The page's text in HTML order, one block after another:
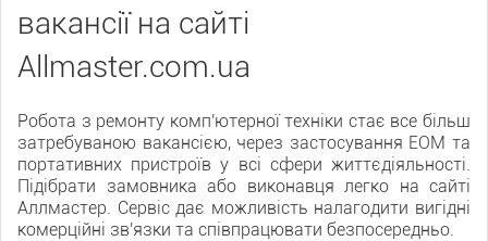
вакансії на сайті
Allmaster.com.ua
Робота з ремонту комп'ютерної техніки стає все більш
затребуваною вакансією, через застосування ЕОМ та
портативних пристроїв у всі сфери життєдіяльності.
Підібрати замовника або виконавця легко на сайті
Аллмастер. Сервіс дає можливість налагодити вигідні
комерційні зв'язки та співпрацювати безпосередньо.